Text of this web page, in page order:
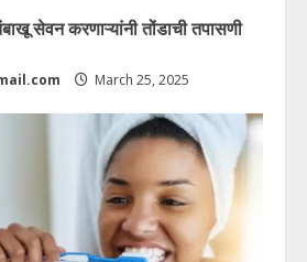
सेवन करणाऱ्यांनी तोंडाची तपासणी
March 25, 2025